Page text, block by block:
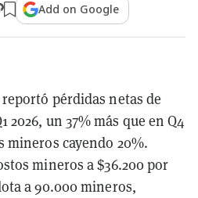
Add on Google
pérdidas netas de
2026, un 37% más que en Q4
mineros cayendo 20%.
mineros a $36.200 por
a 90.000 mineros,